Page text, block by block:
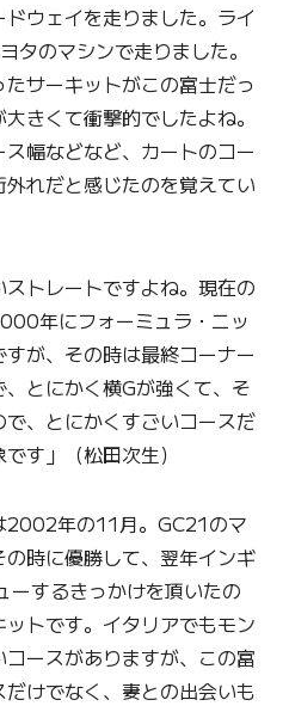
ウェイを走りました。ライ
タのマシンで走りました。
サーキットがこの富士だっ
きくて衝撃的でしたよね。
幅などなど、カートのコー
れだと感じたのを覚えてい
ストレートですよね。現在の
年にフォーミュラ・ニッ
が、その時は最終コーナー
とにかく横Gが強くて、そ
、とにかくすごいコースだ
す」（松田次生）
2002年の11月。GC21のマ
時に優勝して、翌年インギ
ーするきっかけを頂いたの
トです。イタリアでもモン
ースがありますが、この富
けでなく、妻との出会いも